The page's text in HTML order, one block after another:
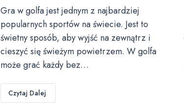
Gra w golfa jest jednym z najbardziej
popularnych sportów na świecie. Jest to
świetny sposób, aby wyjść na zewnątrz i
cieszyć się świeżym powietrzem. W golfa
może grać każdy bez…
Czytaj Dalej